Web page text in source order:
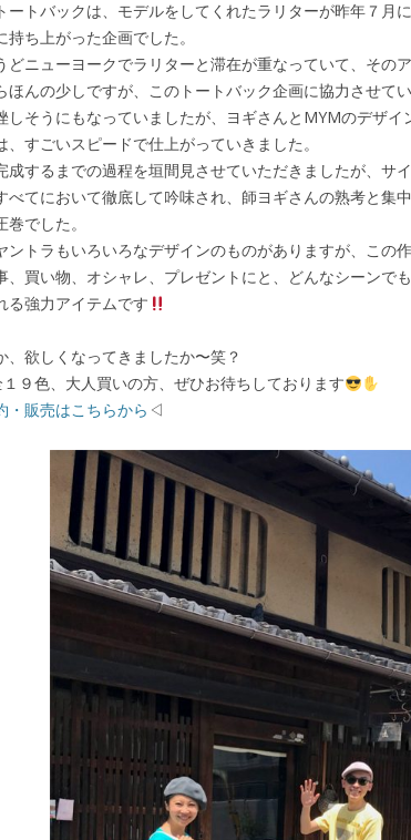
ートバックは、モデルをしてくれたラリターが昨年７月
持ち上がった企画でした。
どニューヨークでラリターと滞在が重なっていて、その
ほんの少しですが、このトートバック企画に協力させてい
しそうにもなっていましたが、ヨギさんとMYMのデザイ
、すごいスピードで仕上がっていきました。
成するまでの過程を垣間見させていただきましたが、サ
べてにおいて徹底して吟味され、師ヨギさんの熟考と集
でした。
ントラもいろいろなデザインのものがありますが、この
、買い物、オシャレ、プレゼントにと、どんなシーンで
る強力アイテムです
、欲しくなってきましたか〜笑？
９色、大人買いの方、ぜひお待ちしております
・販売はこちらから ◁